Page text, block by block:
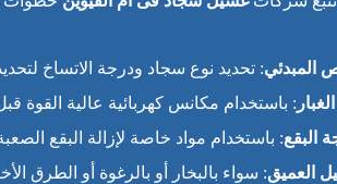
المبدئي: تحديد نوع سجاد ودرجة الاتساخ
: باستخدام مكانس كهربائية عالية القوة
البقع: باستخدام مواد خاصة لإزالة البقع
العميق: سواء بالبخار أو بالرغوة أو الطرق